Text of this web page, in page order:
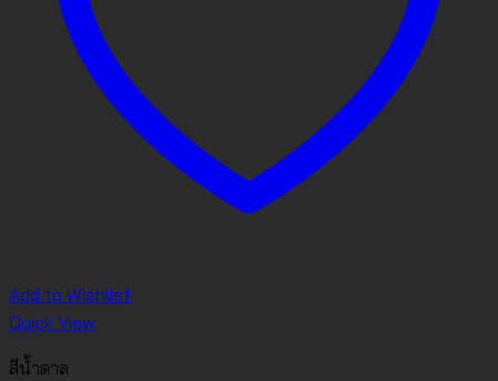
Add to Wishlist
Quick View
สีน้ำตาล